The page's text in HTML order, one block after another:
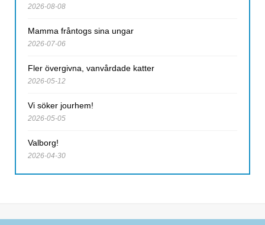
2026-08-08
Mamma fråntogs sina ungar
2026-07-06
Fler övergivna, vanvårdade katter
2026-05-12
Vi söker jourhem!
2026-05-05
Valborg!
2026-04-30